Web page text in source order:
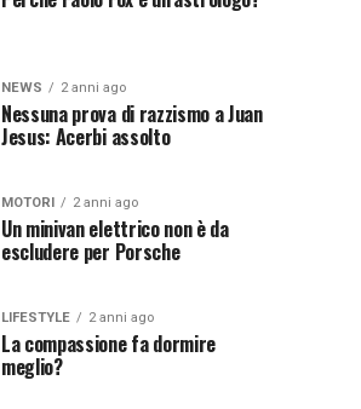
NEWS 2 anni ago
Nessuna prova di razzismo a Juan
Jesus: Acerbi assolto
MOTORI 2 anni ago
Un minivan elettrico non è da
escludere per Porsche
LIFESTYLE 2 anni ago
La compassione fa dormire
meglio?